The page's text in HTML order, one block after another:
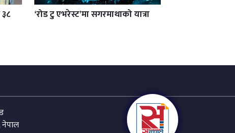
‘रोड टु एभरेस्ट’मा सगरमाथाको यात्रा
नेपाल